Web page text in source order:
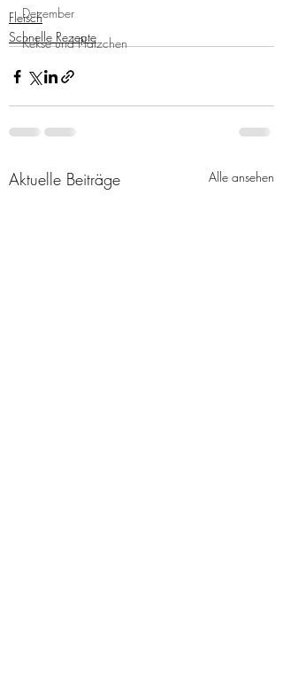
Dezember
Kekse und Plätzchen
Fleisch
Schnelle Rezepte
Aktuelle Beiträge Alle ansehen